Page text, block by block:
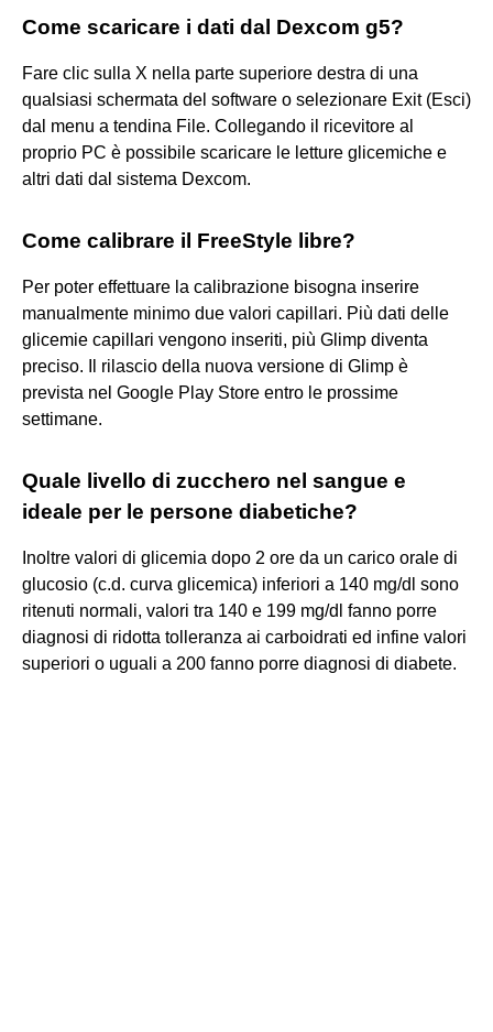
Come scaricare i dati dal Dexcom g5?
Fare clic sulla X nella parte superiore destra di una
qualsiasi schermata del software o selezionare Exit (Esci)
dal menu a tendina File. Collegando il ricevitore al
proprio PC è possibile scaricare le letture glicemiche e
altri dati dal sistema Dexcom.
Come calibrare il FreeStyle libre?
Per poter effettuare la calibrazione bisogna inserire
manualmente minimo due valori capillari. Più dati delle
glicemie capillari vengono inseriti, più Glimp diventa
preciso. Il rilascio della nuova versione di Glimp è
prevista nel Google Play Store entro le prossime
settimane.
Quale livello di zucchero nel sangue e
ideale per le persone diabetiche?
Inoltre valori di glicemia dopo 2 ore da un carico orale di
glucosio (c.d. curva glicemica) inferiori a 140 mg/dl sono
ritenuti normali, valori tra 140 e 199 mg/dl fanno porre
diagnosi di ridotta tolleranza ai carboidrati ed infine valori
superiori o uguali a 200 fanno porre diagnosi di diabete.